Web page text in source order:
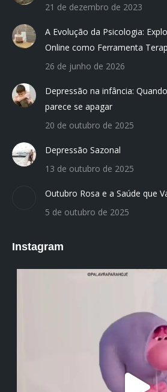
windowwindowwindowwindowwindow
21 de dezembro de 2023
A Evolução da Psicologia:
Online como Ferramenta
26 de junho de 2026
Depressão na infância:
parece se apagar
20 de outubro de 2025
Depressão Sazonal
13 de outubro de 2025
Outubro Rosa e a Saúde que
5 de outubro de 2025
Instagram